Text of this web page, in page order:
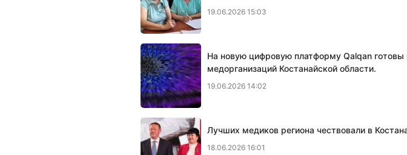
19.06.2026 15:03
На новую цифровую платформу Qalqan готовы
медорганизаций Костанайской области.
19.06.2026 14:02
Лучших медиков региона чествовали в
18.06.2026 16:01